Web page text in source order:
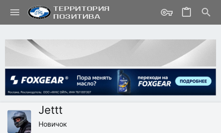
Jettt
Новичок